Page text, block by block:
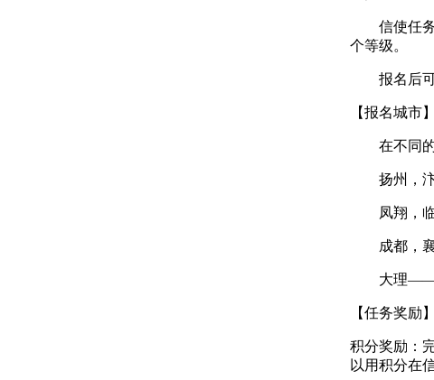
信使任务
个等级。
报名后可
【报名城市】
在不同的
扬州，汴
凤翔，临
成都，襄
大理――可
【任务奖励】
积分奖励：
以用积分在